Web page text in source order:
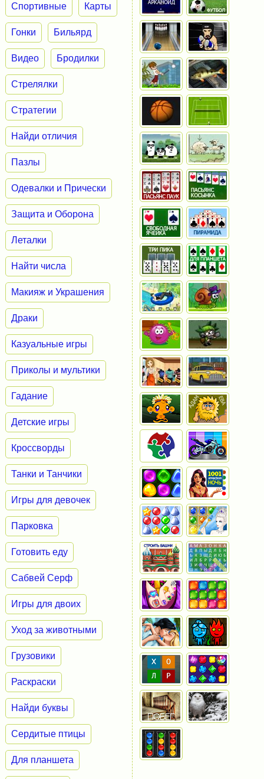
Спортивные Карты
Гонки Бильярд
Видео Бродилки
Стрелялки
Стратегии
Найди отличия
Пазлы
Одевалки и Прически
Защита и Оборона
Леталки
Найти числа
Макияж и Украшения
Драки
Казуальные игры
Приколы и мультики
Гадание
Детские игры
Кроссворды
Танки и Танчики
Игры для девочек
Парковка
Готовить еду
Сабвей Серф
Игры для двоих
Уход за животными
Грузовики
Раскраски
Найди буквы
Сердитые птицы
Для планшета